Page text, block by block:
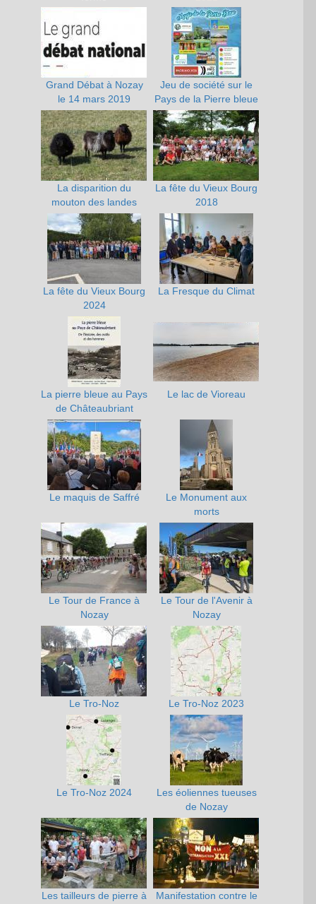
Grand Débat à Nozay
le 14 mars 2019
Jeu de société sur le
Pays de la Pierre bleue
La disparition du
mouton des landes
La fête du Vieux Bourg
2018
La fête du Vieux Bourg
2024
La Fresque du Climat
La pierre bleue au Pays
de Châteaubriant
Le lac de Vioreau
Le maquis de Saffré
Le Monument aux
morts
Le Tour de France à
Nozay
Le Tour de l'Avenir à
Nozay
Le Tro-Noz Le Tro-Noz 2023
Le Tro-Noz 2024
Les éoliennes tueuses
de Nozay
Les tailleurs de pierre à Manifestation contre le